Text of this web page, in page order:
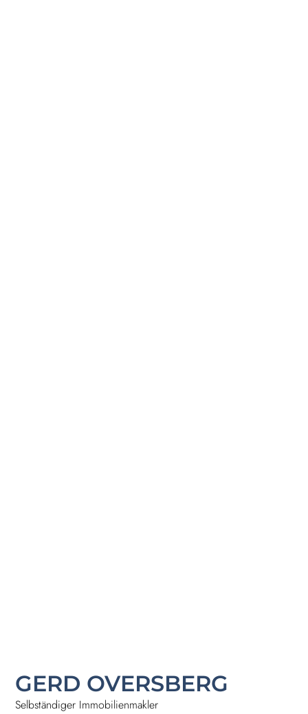
GERD OVERSBERG
Selbständiger Immobilienmakler